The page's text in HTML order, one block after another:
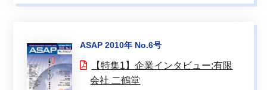
ASAP 2010年 No.6号
【特集1】企業インタビュー:有限
会社 二鶴堂